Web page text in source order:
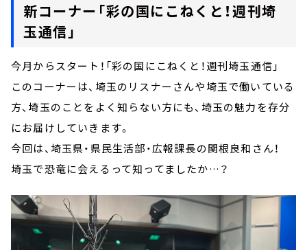
新コーナー「彩の国にこねくと！週刊埼
玉通信」
今月からスタート！「彩の国にこねくと！週刊埼玉通信」
このコーナーは、埼玉のリスナーさんや埼玉で働いている
方、埼玉のことをよく知らない方にも、埼玉の魅力を存分
にお届けしていきます。
今回は、埼玉県・県民生活部・広報課長の関根良和さん！
埼玉で恐竜に会えるって知ってましたか…？